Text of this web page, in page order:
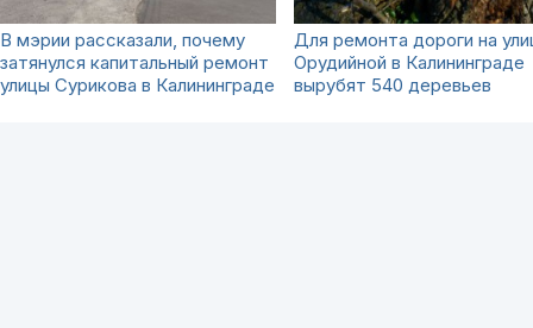
В мэрии рассказали, почему
затянулся капитальный ремонт
улицы Сурикова в Калининграде
Для ремонта дороги на
Орудийной в Калининграде
вырубят 540 деревьев